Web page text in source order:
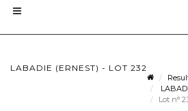
LABADIE (ERNEST) - LOT 232
Lot n°